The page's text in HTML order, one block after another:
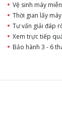
Vệ sinh máy
Thời gian lấy
Tư vấn giải đáp
Xem trực tiếp
Bảo hành 3 - 6